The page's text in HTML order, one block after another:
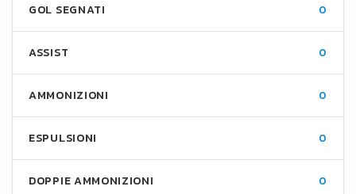
GOL SEGNATI 0
ASSIST 0
AMMONIZIONI 0
ESPULSIONI 0
DOPPIE AMMONIZIONI 0